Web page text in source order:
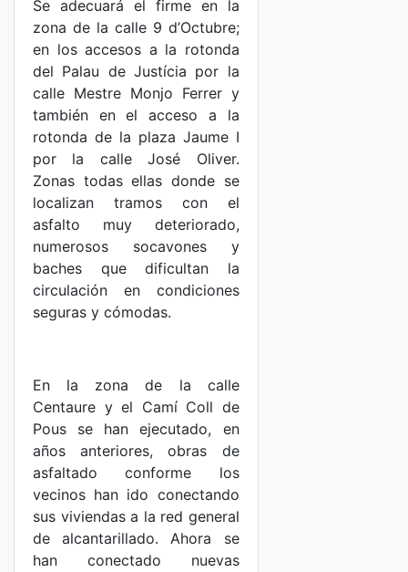
Se adecuará el firme en la
zona de la calle 9 d’Octubre;
en los accesos a la rotonda
del Palau de Justícia por la
calle Mestre Monjo Ferrer y
también en el acceso a la
rotonda de la plaza Jaume I
por la calle José Oliver.
Zonas todas ellas donde se
localizan tramos con el
asfalto muy deteriorado,
numerosos socavones y
baches que dificultan la
circulación en condiciones
seguras y cómodas.
En la zona de la calle
Centaure y el Camí Coll de
Pous se han ejecutado, en
años anteriores, obras de
asfaltado conforme los
vecinos han ido conectando
sus viviendas a la red general
de alcantarillado. Ahora se
han conectado nuevas